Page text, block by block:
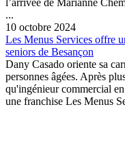
...
10 octobre 2024
Les Menus Services offre
seniors de Besançon
Dany Casado oriente sa
personnes âgées. Après
qu'ingénieur commercial
une franchise Les Menus